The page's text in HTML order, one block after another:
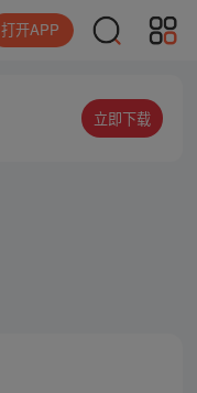
打开APP
立即下载